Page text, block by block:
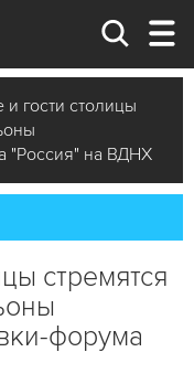
гости столицы
"Россия" на ВДНХ
стремятся
форума